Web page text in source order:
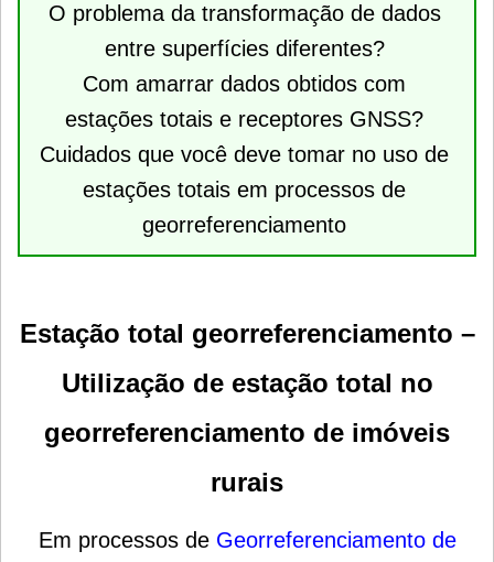
O problema da transformação de dados
entre superfícies diferentes?
Com amarrar dados obtidos com
estações totais e receptores GNSS?
Cuidados que você deve tomar no uso de
estações totais em processos de
georreferenciamento
Estação total georreferenciamento –
Utilização de estação total no
georreferenciamento de imóveis
rurais
Em processos de Georreferenciamento de